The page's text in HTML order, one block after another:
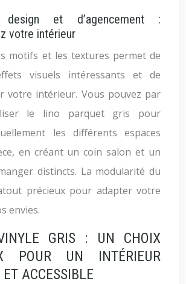
et d’agencement :
votre intérieur
motifs et les textures permet de
visuels intéressants et de
votre intérieur. Vous pouvez par
le lino parquet gris pour
les différents espaces
en créant un coin salon et un
distincts. La modularité du
précieux pour adapter votre
envies.
GRIS : UN CHOIX
POUR UN INTÉRIEUR
ACCESSIBLE